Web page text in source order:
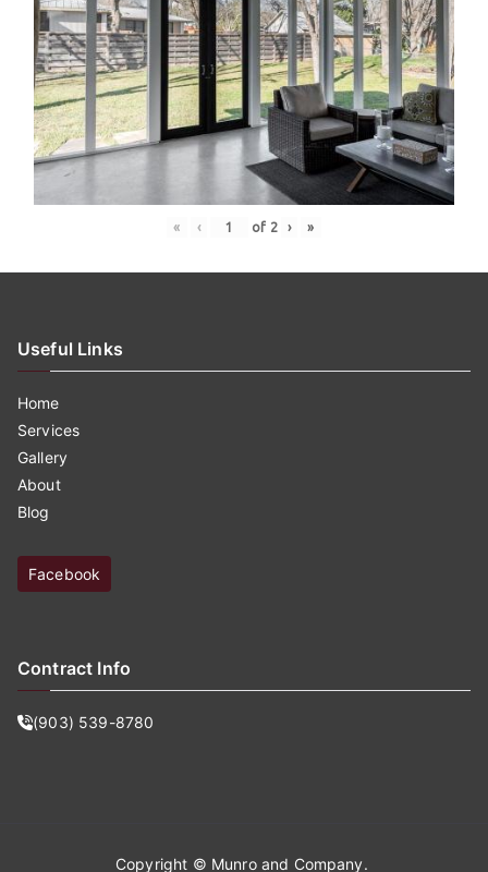
« ‹ of 2 › »
Useful Links
Home
Services
Gallery
About
Blog
Facebook
Contract Info
(903) 539-8780
Copyright © Munro and Company.